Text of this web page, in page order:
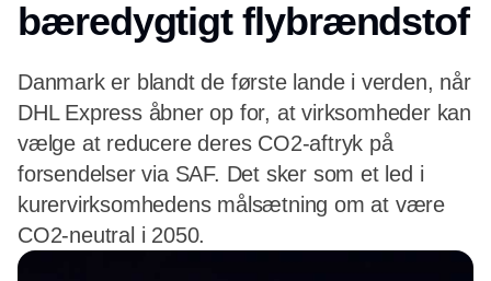
bæredygtigt flybrændstof
Danmark er blandt de første lande i verden, når
DHL Express åbner op for, at virksomheder kan
vælge at reducere deres CO2-aftryk på
forsendelser via SAF. Det sker som et led i
kurervirksomhedens målsætning om at være
CO2-neutral i 2050.